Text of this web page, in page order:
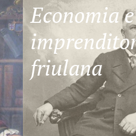
Economia e
friulana